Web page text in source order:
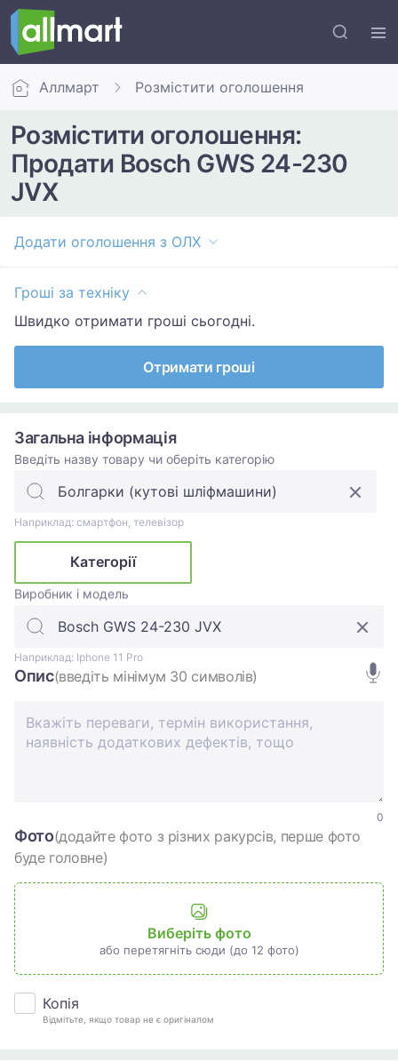
Аллмарт Розмістити оголошення
Розмістити оголошення:
Продати Bosch GWS 24-230
JVX
Додати оголошення з ОЛХ
Гроші за техніку
Швидко отримати гроші сьогодні.
Отримати гроші
Загальна інформація
Введіть назву товару чи оберіть категорію
Наприклад: смартфон, телевізор
Категорії
Виробник і модель
Наприклад: Iphone 11 Pro
Опис(введіть мінімум 30 символів)
0
Фото(додайте фото з різних ракурсів, перше фото
буде головне)
Виберіть фото
або перетягніть сюди (до 12 фото)
Копія
Відмітьте, якщо товар не є оригіналом